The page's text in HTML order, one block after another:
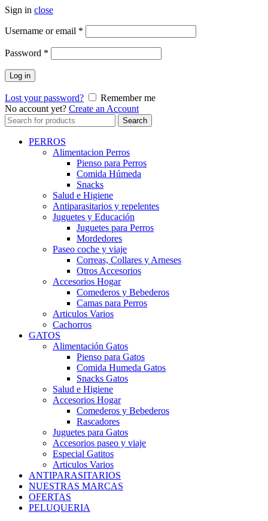
Sign in close
Username or email *
Password *
Log in
Lost your password?
Remember me
No account yet? Create an Account
Search
for:
Search
PERROS
Alimentacion Perros
Pienso para Perros
Comida Húmeda
Snacks
Salud e Higiene
Antiparasitarios y repelentes
Juguetes y Educación
Juguetes para Perros
Mordedores
Paseo coche y viaje
Correas, Collares y Arneses
Otros Accesorios
Accesorios Hogar
Comederos y Bebederos
Camas para Perros
Articulos Varios
Cachorros
GATOS
Alimentación Gatos
Pienso para Gatos
Comida Humeda Gatos
Snacks Gatos
Salud e Higiene
Accesorios Hogar
Comederos y Bebederos
Rascadores
Juguetes para Gatos
Accesorios paseo y viaje
Especial Gatitos
Articulos Varios
ANTIPARASITARIOS
NUESTRAS MARCAS
OFERTAS
PELUQUERIA